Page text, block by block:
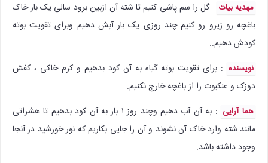
مهدیه بیات : گل را سم پاشی کنیم تا شته آن ازبین برود سالی یک بار خاک
باغچه رو زیرو رو کنیم چند روزی یک بار آبش دهیم وبرای تقویت بوته
کودش دهیم..
نویسنده : برای تقویت بوته گیاه به آن کود بدهیم و کرم خاکی ، کفش
دوزک و عنکبوت را از باغچه خارج نکنیم.
هما آرایی
: به آن آب دهیم وچند روز ۱ بار به آن کود بدهیم تا هشراتی
مانند شته وارد خاک آن نشوند و آن را جایی بکاریم که نور خورشید در آنجا
وجود داشته باشد.